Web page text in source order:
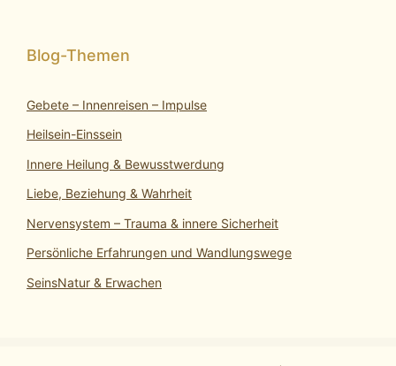
Gebete – Innenreisen – Impulse
Heilsein-Einssein
Innere Heilung & Bewusstwerdung
Liebe, Beziehung & Wahrheit
Nervensystem – Trauma & innere Sicherheit
Persönliche Erfahrungen und Wandlungswege
SeinsNatur & Erwachen